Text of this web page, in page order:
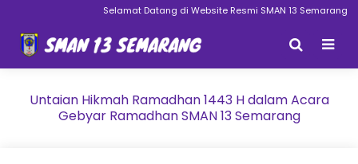
Selamat Datang di Website Resmi SMAN 13 Semarang
Untaian Hikmah Ramadhan 1443 H dalam Acara
Gebyar Ramadhan SMAN 13 Semarang